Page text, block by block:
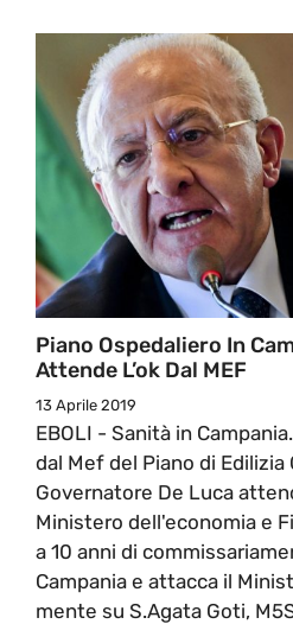
Piano Ospedaliero In
Attende L’ok Dal MEF
13 Aprile 2019
EBOLI - Sanità in
dal Mef del Piano di Edilizia
Governatore De Luca
Ministero dell'economia e
a 10 anni di
Campania e attacca il
mente su S.Agata Goti,